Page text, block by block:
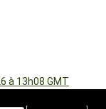
à 13h08 GMT